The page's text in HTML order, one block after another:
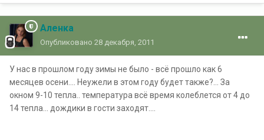
Аленка
Опубликовано 28 декабря, 2011
У нас в прошлом году зимы не было - всё прошло как 6
месяцев осени.... Неужели в этом году будет также?... За
окном 9-10 тепла.. температура всё время колеблется от 4 до
14 тепла... дождики в гости заходят....